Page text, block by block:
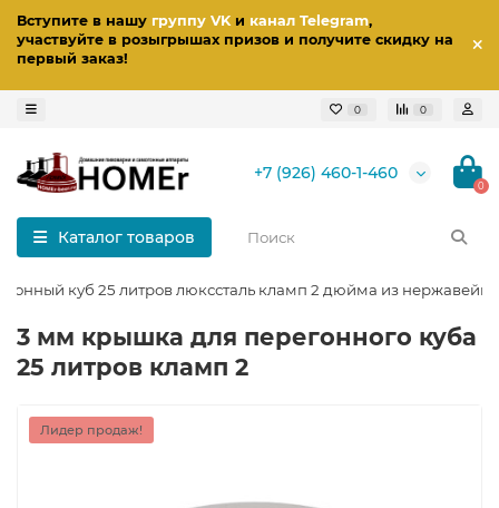
Вступите в нашу группу VKи канал Telegram,
участвуйте в розыгрышах призов и получите скидку на
первый заказ!
0 0
+7 (926) 460-1-460
0
Каталог товаров
куб 25 литров люкссталь кламп 2 дюйма из нержавейки
3 мм крышка для перегонного куба
25 литров кламп 2
Лидер продаж!